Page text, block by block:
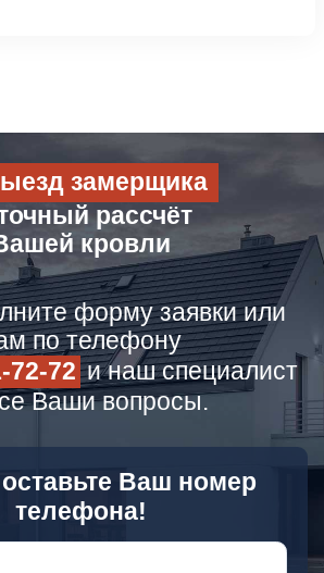
замерщика
рассчёт
кровли
форму заявки или
по телефону
72-72 и наш специалист
Ваши вопросы.
Ваш номер
телефона!